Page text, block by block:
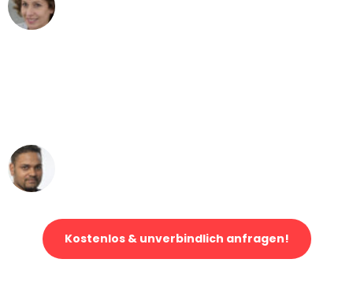
Kostenlos & unverbindlich anfragen!